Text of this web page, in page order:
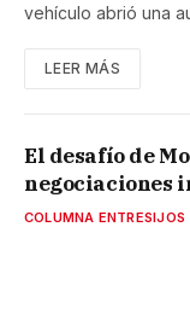
vehículo abrió una
LEER MÁS
El desafío de
negociaciones
batalla del
COLUMNA ENTRESIJOS